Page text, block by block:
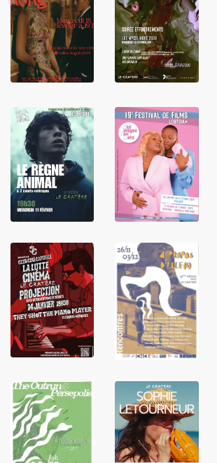
LIRE
LIRE
LIRE
LIRE LIRE
LIRE